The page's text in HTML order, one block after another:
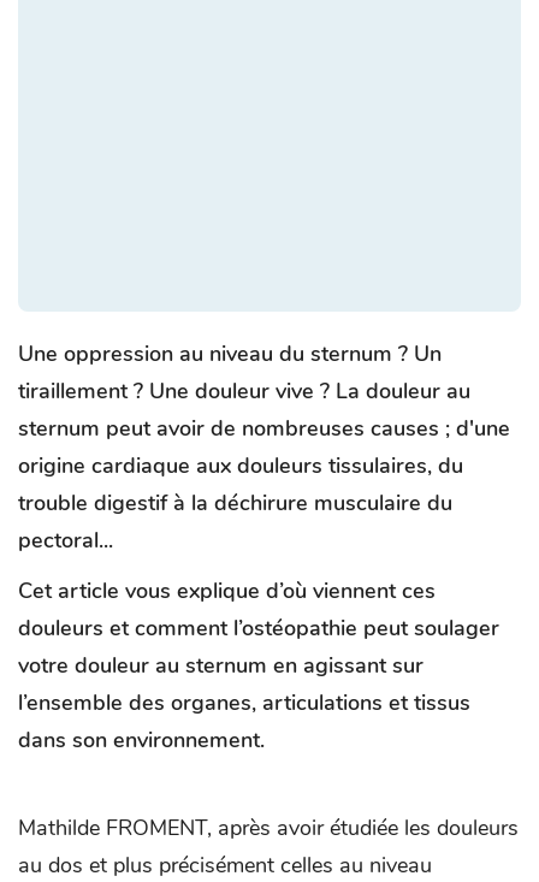
Une oppression au niveau du sternum ? Un
tiraillement ? Une douleur vive ? La douleur au
sternum peut avoir de nombreuses causes ; d'une
origine cardiaque aux douleurs tissulaires, du
trouble digestif à la déchirure musculaire du
pectoral...
Cet article vous explique d’où viennent ces
douleurs et comment l’ostéopathie peut soulager
votre douleur au sternum en agissant sur
l’ensemble des organes, articulations et tissus
dans son environnement.
Mathilde FROMENT, après avoir étudiée les douleurs
au dos et plus précisément celles au niveau